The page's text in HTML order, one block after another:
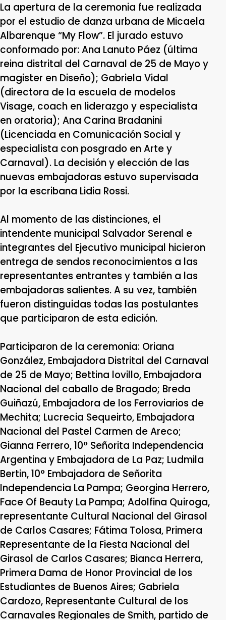
La apertura de la ceremonia fue realizada
por el estudio de danza urbana de Micaela
Albarenque “My Flow”. El jurado estuvo
conformado por: Ana Lanuto Páez (última
reina distrital del Carnaval de 25 de Mayo y
magister en Diseño); Gabriela Vidal
(directora de la escuela de modelos
Visage, coach en liderazgo y especialista
en oratoria); Ana Carina Bradanini
(Licenciada en Comunicación Social y
especialista con posgrado en Arte y
Carnaval). La decisión y elección de las
nuevas embajadoras estuvo supervisada
por la escribana Lidia Rossi.
Al momento de las distinciones, el
intendente municipal Salvador Serenal e
integrantes del Ejecutivo municipal hicieron
entrega de sendos reconocimientos a las
representantes entrantes y también a las
embajadoras salientes. A su vez, también
fueron distinguidas todas las postulantes
que participaron de esta edición.
Participaron de la ceremonia: Oriana
González, Embajadora Distrital del Carnaval
de 25 de Mayo; Bettina lovillo, Embajadora
Nacional del caballo de Bragado; Breda
Guiñazú, Embajadora de los Ferroviarios de
Mechita; Lucrecia Sequeirto, Embajadora
Nacional del Pastel Carmen de Areco;
Gianna Ferrero, 10° Señorita Independencia
Argentina y Embajadora de La Paz; Ludmila
Bertin, 10° Embajadora de Señorita
Independencia La Pampa; Georgina Herrero,
Face Of Beauty La Pampa; Adolfina Quiroga,
representante Cultural Nacional del Girasol
de Carlos Casares; Fátima Tolosa, Primera
Representante de la Fiesta Nacional del
Girasol de Carlos Casares; Bianca Herrera,
Primera Dama de Honor Provincial de los
Estudiantes de Buenos Aires; Gabriela
Cardozo, Representante Cultural de los
Carnavales Regionales de Smith, partido de